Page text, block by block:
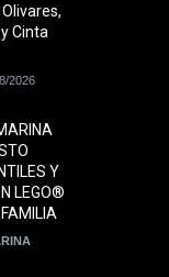
Cinta
2026
Y
LEGO®